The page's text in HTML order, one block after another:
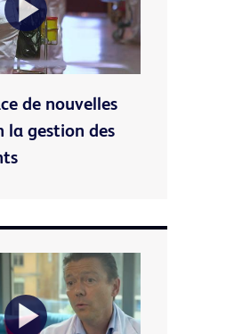
Play
Video
de nouvelles
la gestion des